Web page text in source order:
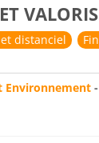
distanciel
Environnement -